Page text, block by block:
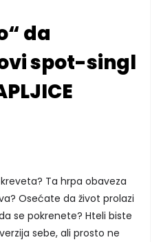
da
spot-singl
Ta hrpa obaveza
Osećate da život prolazi
se pokrenete? Hteli biste
sebe, ali prosto ne